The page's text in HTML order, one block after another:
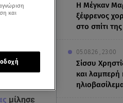
Η Μέγκαν
ξέφρενος
στο σπίτι της
05.08.26 , 23:00
Σίσσυ
και λαμπερή
μίλησε
και